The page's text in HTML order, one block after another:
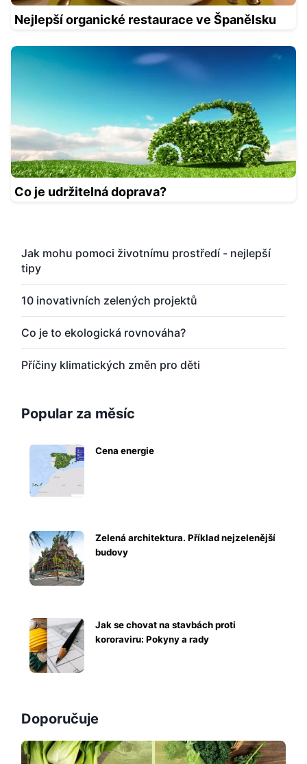
Nejlepší organické restaurace ve Španělsku
Co je udržitelná doprava?
Jak mohu pomoci životnímu prostředí - nejlepší
tipy
10 inovativních zelených projektů
Co je to ekologická rovnováha?
Příčiny klimatických změn pro děti
Popular za měsíc
Cena energie
Zelená architektura. Příklad nejzelenější
budovy
Jak se chovat na stavbách proti
kororaviru: Pokyny a rady
Doporučuje